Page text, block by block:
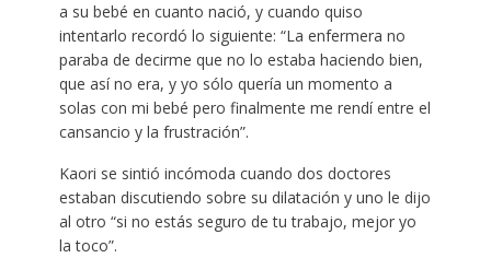
a su bebé en cuanto nació, y cuando quiso
intentarlo recordó lo siguiente: “La enfermera no
paraba de decirme que no lo estaba haciendo bien,
que así no era, y yo sólo quería un momento a
solas con mi bebé pero finalmente me rendí entre el
cansancio y la frustración”.
Kaori se sintió incómoda cuando dos doctores
estaban discutiendo sobre su dilatación y uno le dijo
al otro “si no estás seguro de tu trabajo, mejor yo
la toco”.